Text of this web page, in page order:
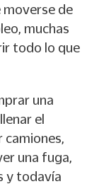
moverse de
muchas
todo lo que
una
el
camiones,
una fuga,
y todavía